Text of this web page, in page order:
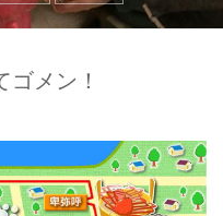
ゴメン！